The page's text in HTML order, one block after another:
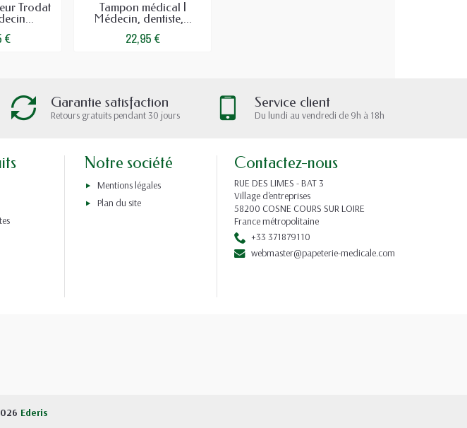
Trodat
€
Tampon médical |
Médecin, dentiste,...
22,95 €
Garantie satisfaction
Retours gratuits pendant 30 jours
Service client
Du lundi au vendredi de 9h à 18h
Notre société
Mentions légales
Plan du site
Contactez-nous
RUE DES LIMES - BAT 3
Village d'entreprises
58200 COSNE COURS SUR LOIRE
France métropolitaine
+33 371879110
webmaster@papeterie-medicale.com
Ederis